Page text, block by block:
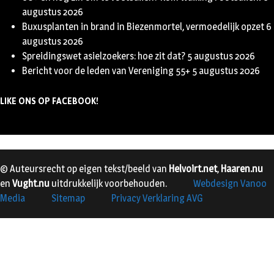
augustus 2026
Buxusplanten in brand in Biezenmortel, vermoedelijk opzet 6
augustus 2026
Spreidingswet asielzoekers: hoe zit dat? 5 augustus 2026
Bericht voor de leden van Vereniging 55+ 5 augustus 2026
LIKE ONS OP FACEBOOK!
© Auteursrecht op eigen tekst/beeld van Helvoirt.net, Haaren.nu
en Vught.nu uitdrukkelijk voorbehouden.
Webdesign Vanoo
Media
Sitemap Privacy Verklaring AVG